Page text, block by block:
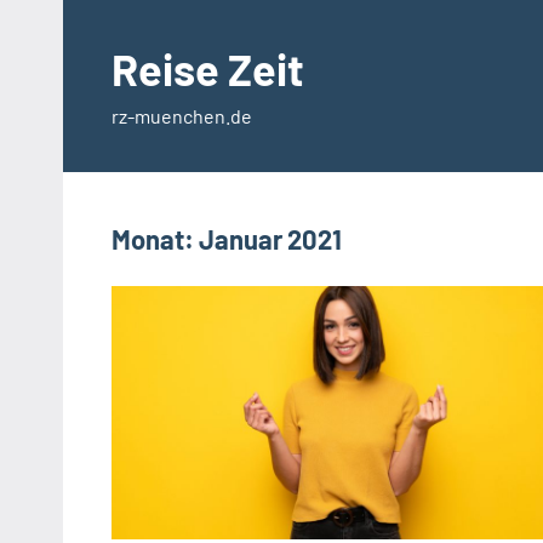
springenReise Zeit
rz-muenchen.de
Monat: Januar 2021